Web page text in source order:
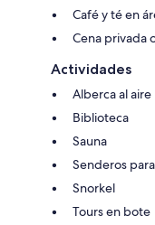
Café y té en
Cena privada
Actividades
Alberca al
Biblioteca
Sauna
Senderos
Snorkel
Tours en bote